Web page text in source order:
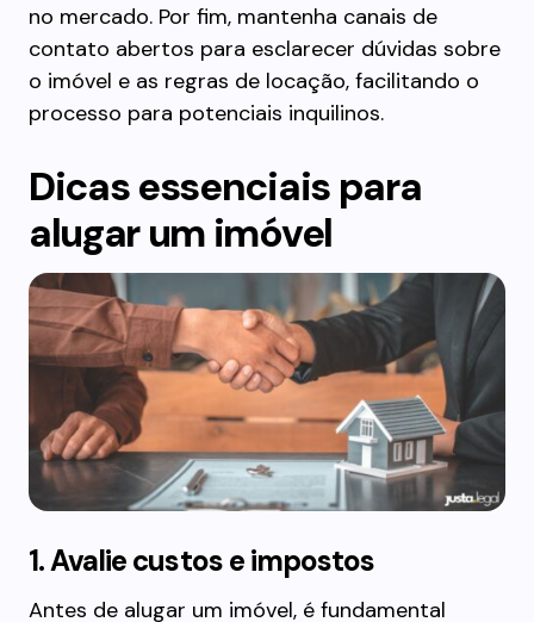
no mercado. Por fim, mantenha canais de
contato abertos para esclarecer dúvidas sobre
o imóvel e as regras de locação, facilitando o
processo para potenciais inquilinos.
Dicas essenciais para
alugar um imóvel
1. Avalie custos e impostos
Antes de alugar um imóvel, é fundamental